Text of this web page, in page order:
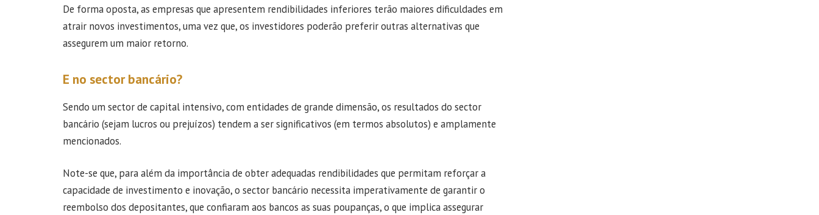
De forma oposta, as empresas que apresentem rendibilidades inferiores terão maiores dificuldades em
atrair novos investimentos, uma vez que, os investidores poderão preferir outras alternativas que
assegurem um maior retorno.
E no sector bancário?
Sendo um sector de capital intensivo, com entidades de grande dimensão, os resultados do sector
bancário (sejam lucros ou prejuízos) tendem a ser significativos (em termos absolutos) e amplamente
mencionados.
Note-se que, para além da importância de obter adequadas rendibilidades que permitam reforçar a
capacidade de investimento e inovação, o sector bancário necessita imperativamente de garantir o
reembolso dos depositantes, que confiaram aos bancos as suas poupanças, o que implica assegurar